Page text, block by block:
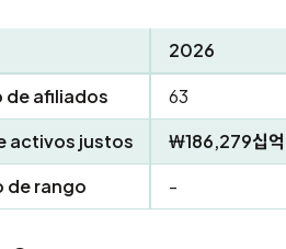
2026
de afiliados
63
activos justos
₩186,279십억
de rango
-